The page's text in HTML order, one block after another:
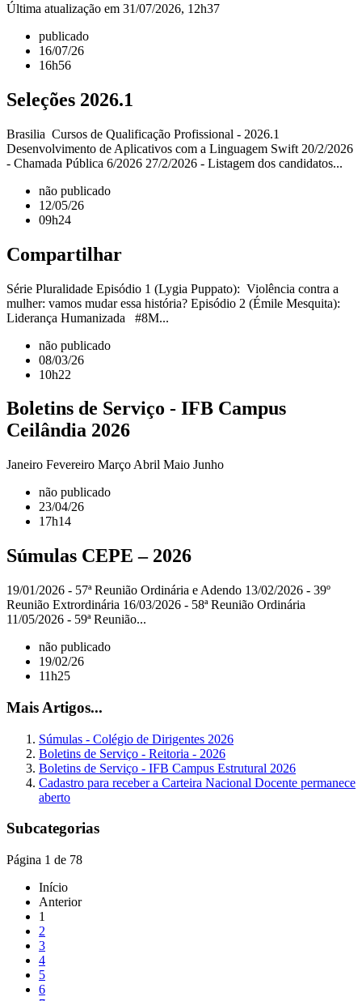
Última atualização em 31/07/2026, 12h37
publicado
16/07/26
16h56
Seleções 2026.1
Brasilia Cursos de Qualificação Profissional - 2026.1
Desenvolvimento de Aplicativos com a Linguagem Swift 20/2/2026
- Chamada Pública 6/2026 27/2/2026 - Listagem dos candidatos...
não publicado
12/05/26
09h24
Compartilhar
Série Pluralidade Episódio 1 (Lygia Puppato): Violência contra a
mulher: vamos mudar essa história? Episódio 2 (Émile Mesquita):
Liderança Humanizada #8M...
não publicado
08/03/26
10h22
Boletins de Serviço - IFB Campus
Ceilândia 2026
Janeiro Fevereiro Março Abril Maio Junho
não publicado
23/04/26
17h14
Súmulas CEPE – 2026
19/01/2026 - 57ª Reunião Ordinária e Adendo 13/02/2026 - 39º
Reunião Extrordinária 16/03/2026 - 58ª Reunião Ordinária
11/05/2026 - 59ª Reunião...
não publicado
19/02/26
11h25
Mais Artigos...
Súmulas - Colégio de Dirigentes 2026
Boletins de Serviço - Reitoria - 2026
Boletins de Serviço - IFB Campus Estrutural 2026
Cadastro para receber a Carteira Nacional Docente permanece
aberto
Subcategorias
Página 1 de 78
Início
Anterior
1
2
3
4
5
6